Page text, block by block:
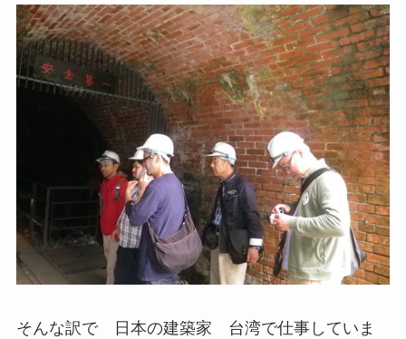
そんな訳で 日本の建築家 台湾で仕事していま